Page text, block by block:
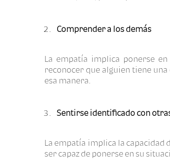
Comprender a los demás
La empatía implica ponerse
reconocer que alguien tiene
esa manera.
Sentirse identificado con
La empatía implica la capacidad
ser capaz de ponerse en su